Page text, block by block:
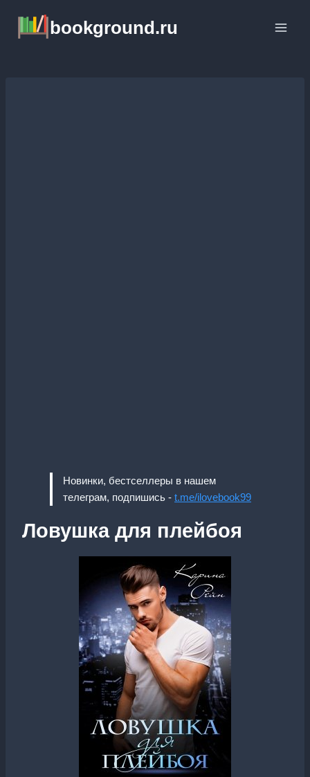
содержимому
bookground.ru
Новинки, бестселлеры в нашем
телеграм, подпишись - t.me/ilovebook99
Ловушка для плейбоя